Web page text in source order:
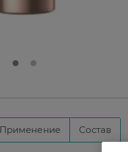
Применение Состав